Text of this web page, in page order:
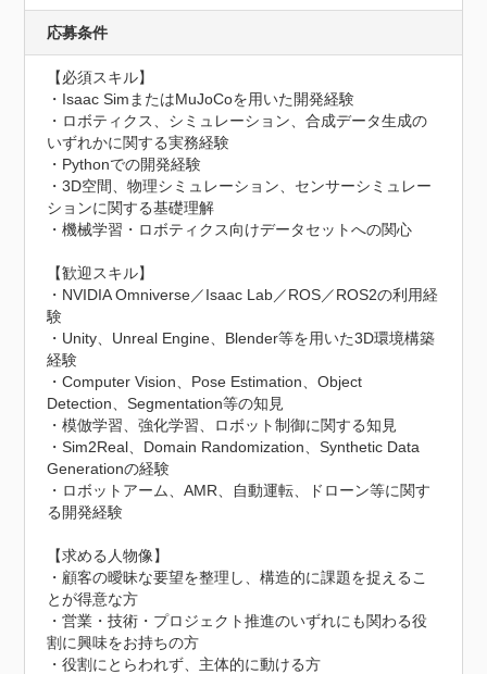
応募条件
【必須スキル】
・Isaac SimまたはMuJoCoを用いた開発経験
・ロボティクス、シミュレーション、合成データ生成の
いずれかに関する実務経験
・Pythonでの開発経験
・3D空間、物理シミュレーション、センサーシミュレー
ションに関する基礎理解
・機械学習・ロボティクス向けデータセットへの関心
【歓迎スキル】
・NVIDIA Omniverse／Isaac Lab／ROS／ROS2の利用経
験
・Unity、Unreal Engine、Blender等を用いた3D環境構築
経験
・Computer Vision、Pose Estimation、Object
Detection、Segmentation等の知見
・模倣学習、強化学習、ロボット制御に関する知見
・Sim2Real、Domain Randomization、Synthetic Data
Generationの経験
・ロボットアーム、AMR、自動運転、ドローン等に関す
る開発経験
【求める人物像】
・顧客の曖昧な要望を整理し、構造的に課題を捉えるこ
とが得意な方
・営業・技術・プロジェクト推進のいずれにも関わる役
割に興味をお持ちの方
・役割にとらわれず、主体的に動ける方